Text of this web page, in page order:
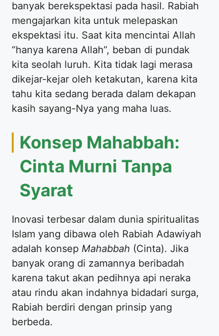
banyak berekspektasi pada hasil. Rabiah
mengajarkan kita untuk melepaskan
ekspektasi itu. Saat kita mencintai Allah
“hanya karena Allah”, beban di pundak
kita seolah luruh. Kita tidak lagi merasa
dikejar-kejar oleh ketakutan, karena kita
tahu kita sedang berada dalam dekapan
kasih sayang-Nya yang maha luas.
Konsep Mahabbah:
Cinta Murni Tanpa
Syarat
Inovasi terbesar dalam dunia spiritualitas
Islam yang dibawa oleh Rabiah Adawiyah
adalah konsep Mahabbah (Cinta). Jika
banyak orang di zamannya beribadah
karena takut akan pedihnya api neraka
atau rindu akan indahnya bidadari surga,
Rabiah berdiri dengan prinsip yang
berbeda.